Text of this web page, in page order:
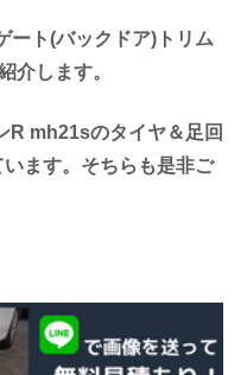
ート(バックドア)トリム
介します。
R mh21sのタイヤ＆足回
ます。そちらも是非ご